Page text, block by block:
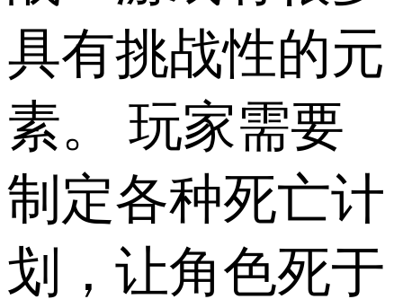
具有挑战性的元
素。 玩家需要
制定各种死亡计
划，让角色死于